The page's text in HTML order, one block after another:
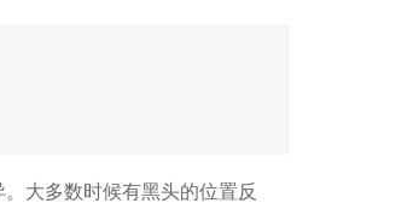
大多数时候有黑头的位置反